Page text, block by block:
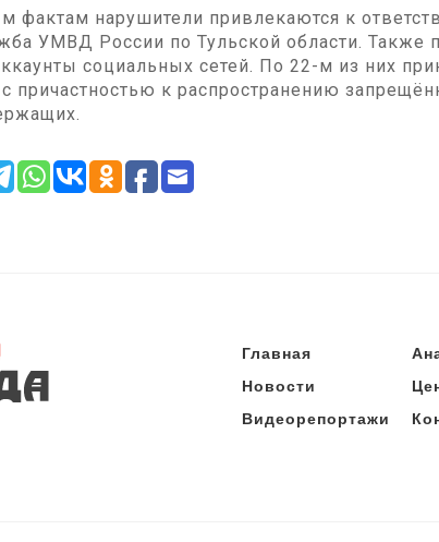
нарушители привлекаются к
УМВД России по Тульской области. Также
социальных сетей. По 22-м из них
причастностью к распространению
Главная
Новости
Видеорепортажи